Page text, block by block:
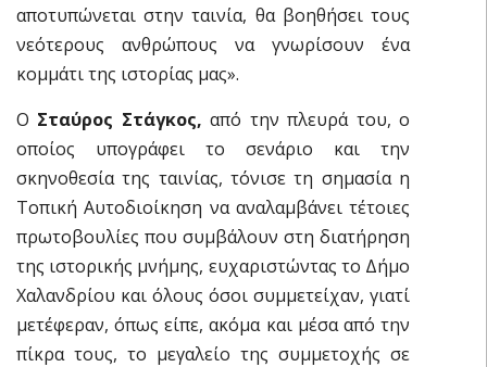
αποτυπώνεται στην ταινία, θα βοηθήσει τους
νεότερους ανθρώπους να γνωρίσουν ένα
κομμάτι της ιστορίας μας».
Ο Σταύρος Στάγκος, από την πλευρά του, ο
οποίος υπογράφει το σενάριο και την
σκηνοθεσία της ταινίας, τόνισε τη σημασία η
Τοπική Αυτοδιοίκηση να αναλαμβάνει τέτοιες
πρωτοβουλίες που συμβάλουν στη διατήρηση
της ιστορικής μνήμης, ευχαριστώντας το Δήμο
Χαλανδρίου και όλους όσοι συμμετείχαν, γιατί
μετέφεραν, όπως είπε, ακόμα και μέσα από την
πίκρα τους, το μεγαλείο της συμμετοχής σε